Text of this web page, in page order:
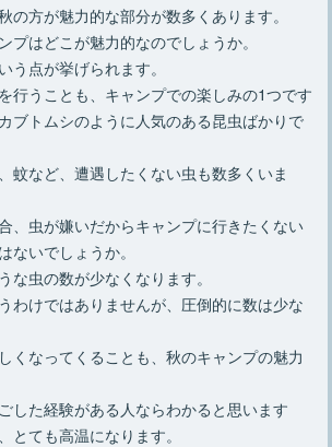
ロースタイルキャンプのレイアウトと
おすすめアイテム厳選8点
の方が魅力的な部分が数多くあります。
プはどこが魅力的なのでしょうか。
う点が挙げられます。
行うことも、キャンプでの楽しみの1つです
ブトムシのように人気のある昆虫ばかりで
蚊など、遭遇したくない虫も数多くいま
、虫が嫌いだからキャンプに行きたくない
ないでしょうか。
な虫の数が少なくなります。
わけではありませんが、圧倒的に数は少な
くなってくることも、秋のキャンプの魅力
した経験がある人ならわかると思います
とても高温になります。